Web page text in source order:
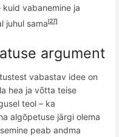
kuid vabanemine ja
juhul sama[27]
argument
vabastav idee on
hea ja võtta teise
teol – ka
algõpetuse järgi olema
peab andma